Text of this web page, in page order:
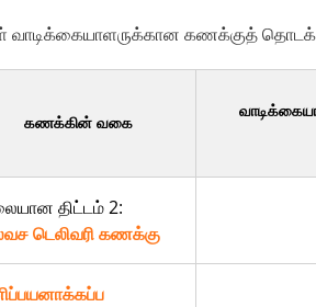
வாடிக்கையாளருக்கான கணக்குத்
கணக்கின் வகை
திட்டம் 2:
டெலிவரி கணக்கு